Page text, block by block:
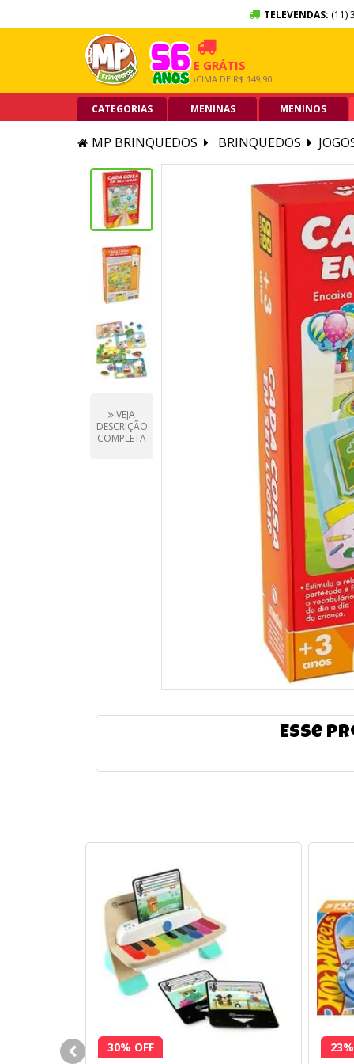
TELEVENDAS: (11)
FRETE GRÁTIS
GRANDE SP ACIMA DE R$ 149,90
CATEGORIAS MENINAS MENINOS
MP BRINQUEDOS BRINQUEDOS
VEJA
DESCRIÇÃO
COMPLETA
Esse
30% OFF